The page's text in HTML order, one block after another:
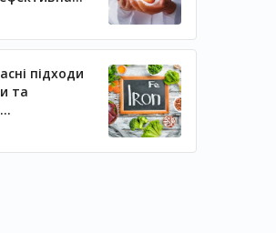
підходи
та